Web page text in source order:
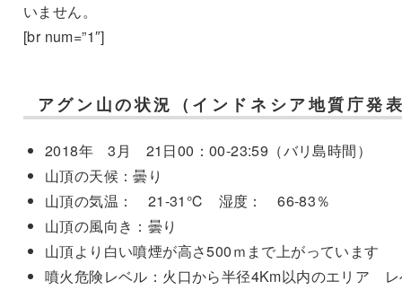
いません。
[br num=”1″]
アグン山の状況（インドネシア地質庁発
2018年 3月 21日00：00-23:59（バリ島時間）
山頂の天候：曇り
山頂の気温： 21-31℃ 湿度： 66-83％
山頂の風向き：曇り
山頂より白い噴煙が高さ500ｍまで上がっています
噴火危険レベル：火口から半径4Km以内のエリア